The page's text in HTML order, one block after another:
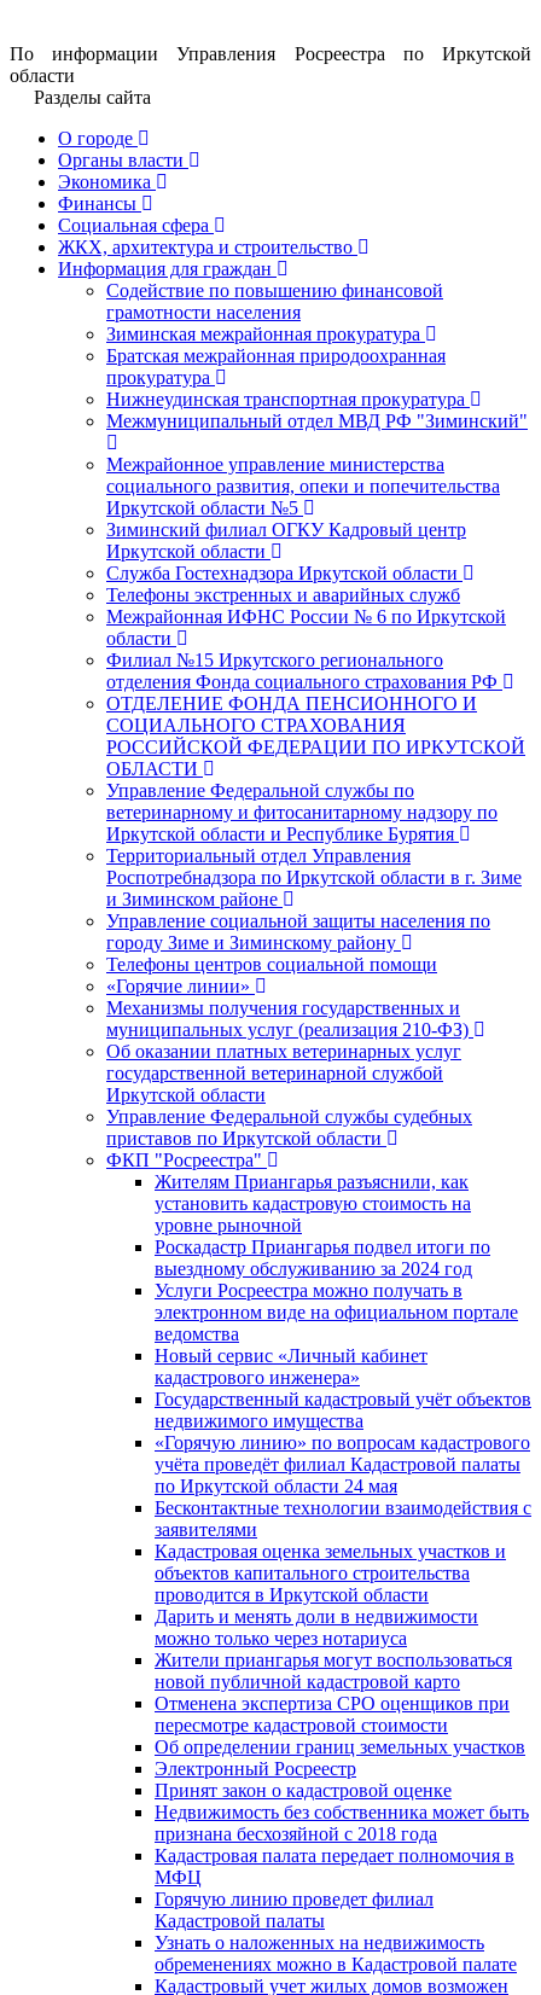
По информации Управления Росреестра по Иркутской
области
Разделы сайта
О городе
Органы власти
Экономика
Финансы
Социальная сфера
ЖКХ, архитектура и строительство
Информация для граждан
Содействие по повышению финансовой
грамотности населения
Зиминская межрайонная прокуратура
Братская межрайонная природоохранная
прокуратура
Нижнеудинская транспортная прокуратура
Межмуниципальный отдел МВД РФ "Зиминский"
Межрайонное управление министерства
социального развития, опеки и попечительства
Иркутской области №5
Зиминский филиал ОГКУ Кадровый центр
Иркутской области
Служба Гостехнадзора Иркутской области
Телефоны экстренных и аварийных служб
Межрайонная ИФНС России № 6 по Иркутской
области
Филиал №15 Иркутского регионального
отделения Фонда социального страхования РФ
ОТДЕЛЕНИЕ ФОНДА ПЕНСИОННОГО И
СОЦИАЛЬНОГО СТРАХОВАНИЯ
РОССИЙСКОЙ ФЕДЕРАЦИИ ПО ИРКУТСКОЙ
ОБЛАСТИ
Управление Федеральной службы по
ветеринарному и фитосанитарному надзору по
Иркутской области и Республике Бурятия
Территориальный отдел Управления
Роспотребнадзора по Иркутской области в г. Зиме
и Зиминском районе
Управление социальной защиты населения по
городу Зиме и Зиминскому району
Телефоны центров социальной помощи
«Горячие линии»
Механизмы получения государственных и
муниципальных услуг (реализация 210-ФЗ)
Об оказании платных ветеринарных услуг
государственной ветеринарной службой
Иркутской области
Управление Федеральной службы судебных
приставов по Иркутской области
ФКП "Росреестра"
Жителям Приангарья разъяснили, как
установить кадастровую стоимость на
уровне рыночной
Роскадастр Приангарья подвел итоги по
выездному обслуживанию за 2024 год
Услуги Росреестра можно получать в
электронном виде на официальном портале
ведомства
Новый сервис «Личный кабинет
кадастрового инженера»
Государственный кадастровый учёт объектов
недвижимого имущества
«Горячую линию» по вопросам кадастрового
учёта проведёт филиал Кадастровой палаты
по Иркутской области 24 мая
Бесконтактные технологии взаимодействия с
заявителями
Кадастровая оценка земельных участков и
объектов капитального строительства
проводится в Иркутской области
Дарить и менять доли в недвижимости
можно только через нотариуса
Жители приангарья могут воспользоваться
новой публичной кадастровой карто
Отменена экспертиза СРО оценщиков при
пересмотре кадастровой стоимости
Об определении границ земельных участков
Электронный Росреестр
Принят закон о кадастровой оценке
Недвижимость без собственника может быть
признана бесхозяйной с 2018 года
Кадастровая палата передает полномочия в
МФЦ
Горячую линию проведет филиал
Кадастровой палаты
Узнать о наложенных на недвижимость
обременениях можно в Кадастровой палате
Кадастровый учет жилых домов возможен